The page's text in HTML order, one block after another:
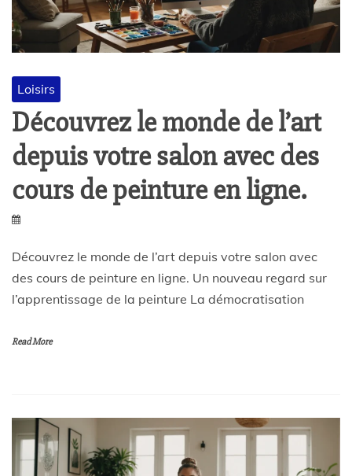
Loisirs
Découvrez le monde de l’art
depuis votre salon avec des
cours de peinture en ligne.
Découvrez le monde de l’art depuis votre salon avec
des cours de peinture en ligne. Un nouveau regard sur
l’apprentissage de la peinture La démocratisation
Read More